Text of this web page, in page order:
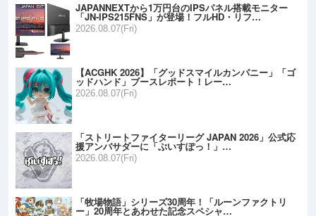
JAPANNEXTから1万円台のIPSパネル搭載モニター
「JN-IPS215FNS」が登場！フルHD・リフ…
2026.08.07(Fri)
【ACGHK 2026】「グッドスマイルカンパニー」「ゴ
ッドハンド」ブースレポート！レー…
2026.08.07(Fri)
「ストリートファイターリーグ JAPAN 2026」公式応
援アンバサダーに「ぶいすぽっ！」…
2026.08.07(Fri)
「牧場物語」シリーズ30周年！「ルーンファクトリ
ー」20周年とあわせた記念スペシャ…